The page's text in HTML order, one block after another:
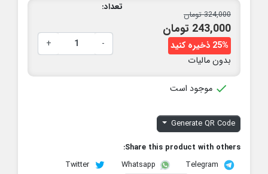
324,000 تومان
243,000 تومان
25% ذخیره کنید
بدون مالیات
تعداد:
-
+
 موجود است
Generate QR Code
Share this product with others:
Telegram
Whatsapp
Twitter